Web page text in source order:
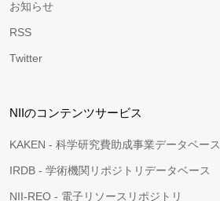
お知らせ
RSS
Twitter
NIIのコンテンツサービス
KAKEN - 科学研究費助成事業データベース
IRDB - 学術機関リポジトリデータベース
NII-REO - 電子リソースリポジトリ